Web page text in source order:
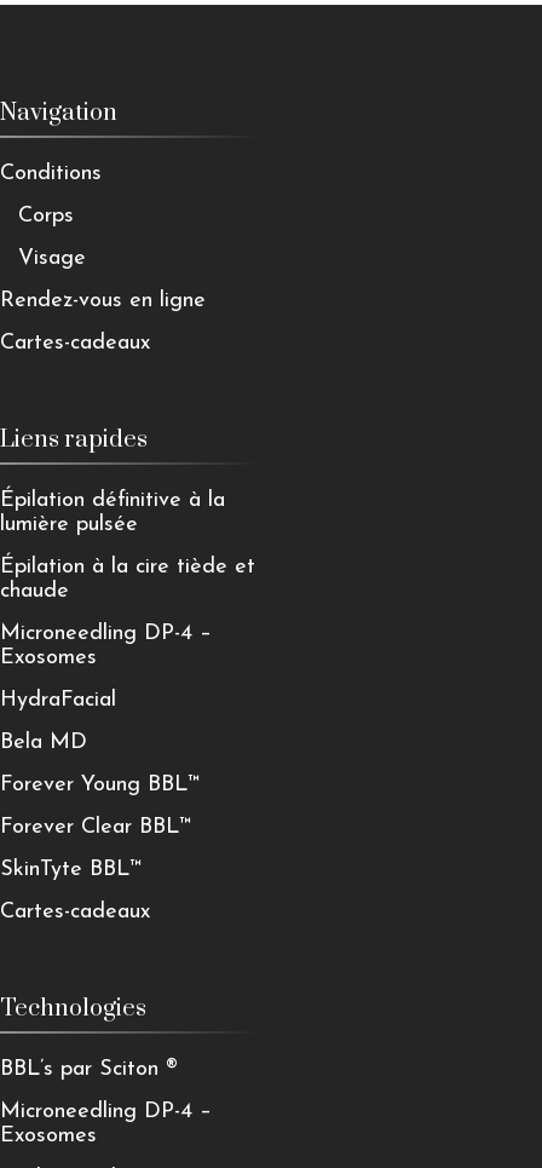
Navigation
Conditions
Corps
Visage
Rendez-vous en ligne
Cartes-cadeaux
Liens rapides
Épilation définitive à la
lumière pulsée
Épilation à la cire tiède et
chaude
Microneedling DP-4 –
Exosomes
HydraFacial
Bela MD
Forever Young BBL™
Forever Clear BBL™
SkinTyte BBL™
Cartes-cadeaux
Technologies
BBL’s par Sciton ®
Microneedling DP-4 –
Exosomes